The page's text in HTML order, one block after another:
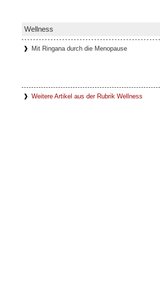
Wellness
Mit Ringana durch die Menopause
Weitere Artikel aus der Rubrik Wellness